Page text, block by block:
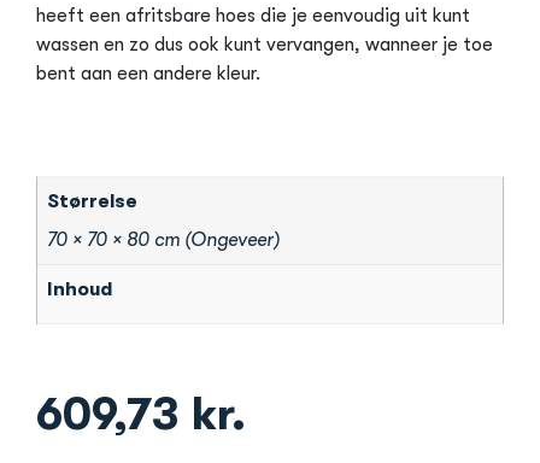
heeft een afritsbare hoes die je eenvoudig uit kunt
wassen en zo dus ook kunt vervangen, wanneer je toe
bent aan een andere kleur.
Størrelse
70 × 70 × 80 cm (Ongeveer)
Inhoud
609,73 kr.